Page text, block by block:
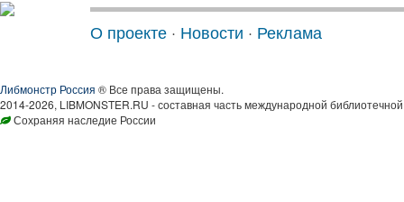
О проекте · Новости · Реклама
Либмонстр Россия ® Все права защищены.
2014-2026, LIBMONSTER.RU - составная часть международной
Сохраняя наследие России